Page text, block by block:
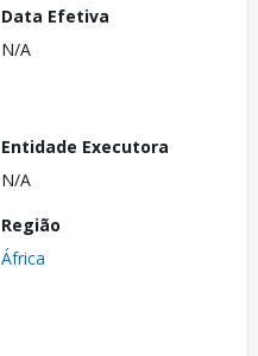
Data Efetiva
N/A
Entidade Executora
N/A
Região
África